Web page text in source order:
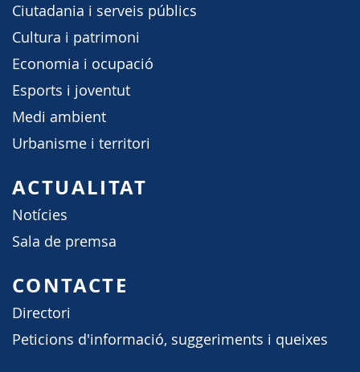
Ciutadania i serveis públics
Cultura i patrimoni
Economia i ocupació
Esports i joventut
Medi ambient
Urbanisme i territori
ACTUALITAT
Notícies
Sala de premsa
CONTACTE
Directori
Peticions d'informació, suggeriments i queixes